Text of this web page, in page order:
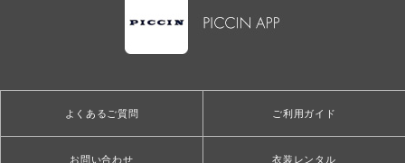
よくあるご質問 ご利用ガイド
お問い合わせ 衣装レンタル